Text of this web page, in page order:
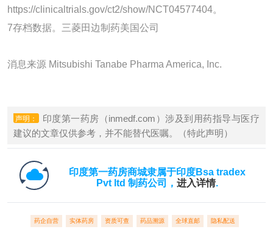
https://clinicaltrials.gov/ct2/show/NCT04577404。
7存档数据。三菱田边制药美国公司
消息来源 Mitsubishi Tanabe Pharma America, Inc.
声明：
印度第一药房（inmedf.com）涉及到用药指导与医疗
建议的文章仅供参考，并不能替代医嘱。（特此声明）
印度第一药房商城隶属于印度Bsa tradex
Pvt ltd 制药公司， 进入详情.
药企自营 实体药房 资质可查 药品溯源 全球直邮 隐私配送